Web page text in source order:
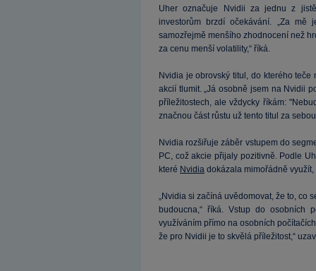
Uher označuje Nvidii za jednu z
investorům brzdí očekávání. „Za
samozřejmě menšího zhodnocení než
za cenu menší volatility,“ říká.
Nvidia je obrovský titul, do kterého
akcií tlumit. „Já osobně jsem na Nvidii
příležitostech, ale vždycky říkám:
značnou část růstu už tento titul za
Nvidia rozšiřuje záběr vstupem do
PC, což akcie přijaly pozitivně. Podle
které Nvidia dokázala mimořádně
„Nvidia si začíná uvědomovat, že to, co
budoucna,“ říká. Vstup do osobních
využíváním přímo na osobních
že pro Nvidii je to skvělá příležitost,“